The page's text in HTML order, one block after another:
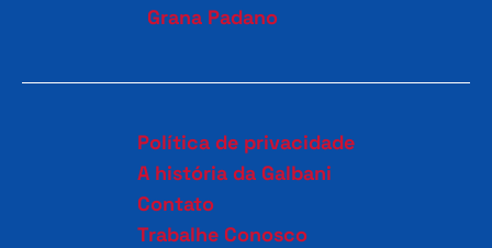
Grana Padano
Política de privacidade
A história da Galbani
Contato
Trabalhe Conosco